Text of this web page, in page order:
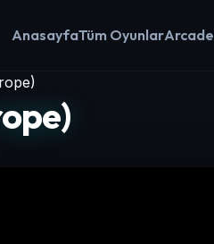
AnasayfaTüm OyunlarArcade